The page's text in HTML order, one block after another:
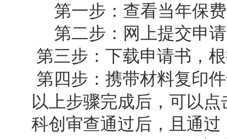
第一步：查看当年保
第二步：网上提交申请
第三步：下载申请书，
第四步：携带材料复印
以上步骤完成后，可以
科创审查通过后，且通过